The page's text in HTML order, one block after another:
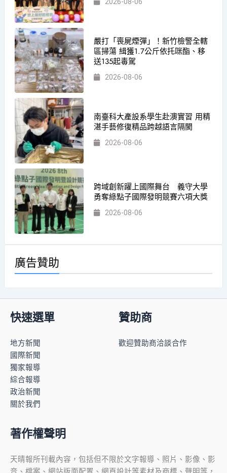
嚴打「喪屍煙彈」！新竹檢警全轄
區掃蕩 緝獲1.7公斤依托咪酯、移
送135起毒駕
2026-08-06
南臺科大產設系學生赴澳實習 用精
湛手藝修復精品跨越語言隔閡
2026-08-06
跨域創新躍上國際舞台 義守大學
勇奪綠點子國際發明競賽六項大獎
2026-08-06
廣告贊助
快速選單
地方新聞
國際新聞
獨家報導
綜合報導
政治新聞
關於我們
贊助商
歡迎贊助商洽談合作
著作權聲明
天晴報所刊載內容，包括但不限於文字報導、照片、影像、影